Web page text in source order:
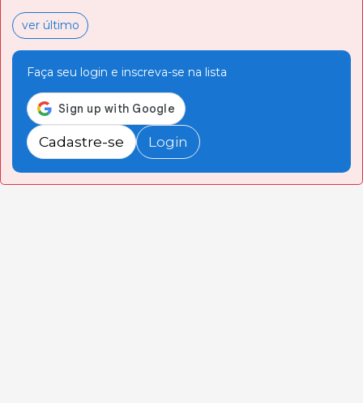
ver último
Faça seu login e inscreva-se na lista
Cadastre-se Login